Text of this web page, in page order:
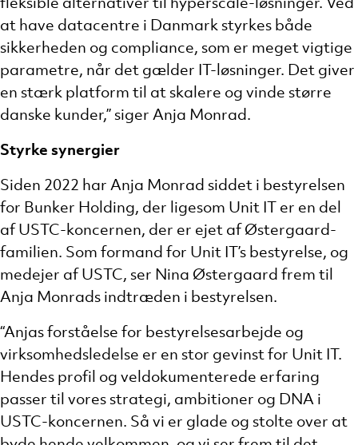
fleksible alternativer til hyperscale-løsninger. Ved
at have datacentre i Danmark styrkes både
sikkerheden og compliance, som er meget vigtige
parametre, når det gælder IT-løsninger. Det giver
en stærk platform til at skalere og vinde større
danske kunder,” siger Anja Monrad.
Styrke synergier
Siden 2022 har Anja Monrad siddet i bestyrelsen
for Bunker Holding, der ligesom Unit IT er en del
af USTC-koncernen, der er ejet af Østergaard-
familien. Som formand for Unit IT’s bestyrelse, og
medejer af USTC, ser Nina Østergaard frem til
Anja Monrads indtræden i bestyrelsen.
“Anjas forståelse for bestyrelsesarbejde og
virksomhedsledelse er en stor gevinst for Unit IT.
Hendes profil og veldokumenterede erfaring
passer til vores strategi, ambitioner og DNA i
USTC-koncernen. Så vi er glade og stolte over at